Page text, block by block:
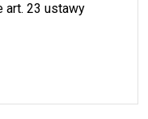
art. 23 ustawy